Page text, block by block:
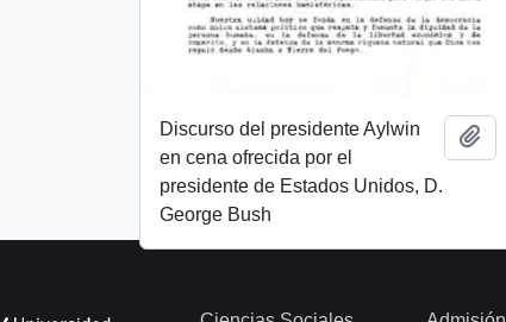
Discurso del presidente Aylwin
en cena ofrecida por el
presidente de Estados Unidos, D.
George Bush